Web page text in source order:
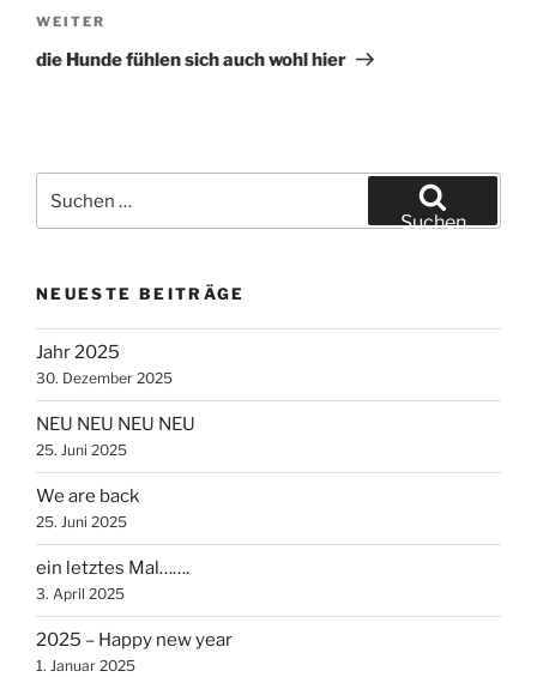
Nächster
Beitrag
WEITER
die Hunde fühlen sich auch wohl hier
nach:
Suchen
NEUESTE BEITRÄGE
Jahr 2025
30. Dezember 2025
NEU NEU NEU NEU
25. Juni 2025
We are back
25. Juni 2025
ein letztes Mal…….
3. April 2025
2025 – Happy new year
1. Januar 2025